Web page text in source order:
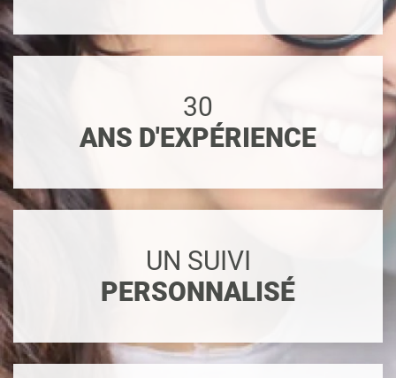
30
ANS D'EXPÉRIENCE
UN SUIVI
PERSONNALISÉ